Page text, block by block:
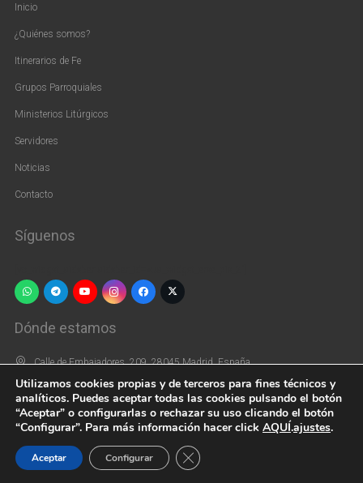
Inicio
¿Quiénes somos?
Itinerarios de Fe
Grupos Parroquiales
Ministerios Litúrgicos
Servidores
Noticias
Contacto
Síguenos
Dónde estamos
Calle de Embajadores, 209, 28045 Madrid, España
+34 915 39 66 44
parroquiasaninocentes@gmail.com
2022 – Parroquia Santos Inocentes
Utilizamos cookies propias y de terceros para fines técnicos y
analíticos. Puedes aceptar todas las cookies pulsando el botón
“Aceptar” o configurarlas o rechazar su uso clicando el botón
“Configurar”. Para más información hacer click AQUÍ.ajustes.
Aceptar Configurar Cerrar el banner de cookies RGPD